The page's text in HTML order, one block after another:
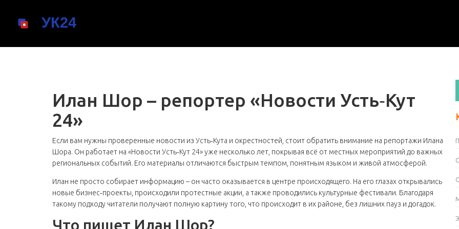
Илан Шор – репортер «Новости Усть‑Кут
24»
Если вам нужны проверенные новости из Усть‑Кута и окрестностей, стоит обратить внимание на репортажи Илана
Шора. Он работает на «Новости Усть‑Кут 24» уже несколько лет, покрывая всё от местных мероприятий до важных
региональных событий. Его материалы отличаются быстрым темпом, понятным языком и живой атмосферой.
Илан не просто собирает информацию – он часто оказывается в центре происходящего. На его глазах открывались
новые бизнес‑проекты, происходили протестные акции, а также проводились культурные фестивали. Благодаря
такому подходу читатели получают полную картину того, что происходит в их районе, без лишних пауз и догадок.
Что пишет Илан Шор?